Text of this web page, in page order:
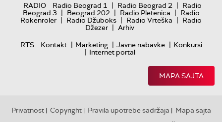
RADIO
Radio Beograd 1 | Radio Beograd 2 | Radio
Beograd 3 | Beograd 202 | Radio Pletenica | Radio
Rokenroler | Radio Džuboks | Radio Vrteška | Radio
Džezer | Arhiv
RTS
Kontakt | Marketing | Javne nabavke | Konkursi
| Internet portal
MAPA SAJTA
Privatnost| Copyright| Pravila upotrebe sadržaja | Mapa sajta